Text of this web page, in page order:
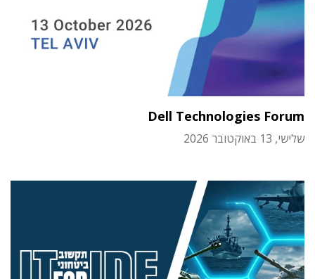
Dell Technologies Forum
שלישי, 13 באוקטובר 2026